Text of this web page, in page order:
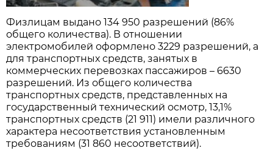
Физлицам выдано 134 950 разрешений (86%
общего количества). В отношении
электромобилей оформлено 3229 разрешений, а
для транспортных средств, занятых в
коммерческих перевозках пассажиров – 6630
разрешений. Из общего количества
транспортных средств, представленных на
государственный технический осмотр, 13,1%
транспортных средств (21 911) имели различного
характера несоответствия установленным
требованиям (31 860 несоответствий).